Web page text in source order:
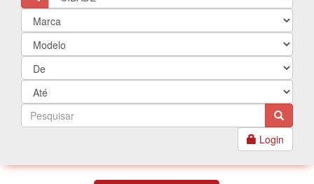
Login